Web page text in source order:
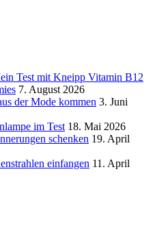
Test mit Kneipp Vitamin B12
7. August 2026
der Mode kommen 3. Juni
im Test 18. Mai 2026
schenken 19. April
einfangen 11. April